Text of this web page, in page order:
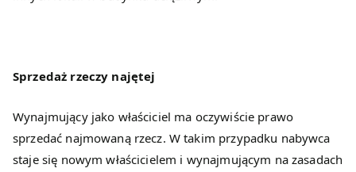
Sprzedaż rzeczy najętej
Wynajmujący jako właściciel ma oczywiście prawo
sprzedać najmowaną rzecz. W takim przypadku nabywca
staje się nowym właścicielem i wynajmującym na zasadach